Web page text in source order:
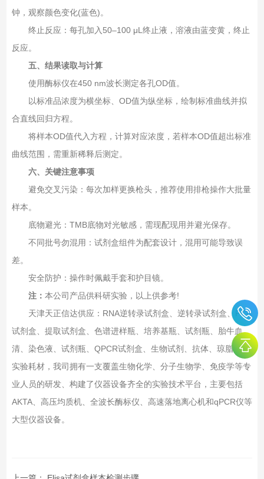
钟，观察颜色变化(蓝色)。
终止反应‌：每孔加入50–100 μL终止液，溶液由蓝变黄，终止
反应。
五、结果读取与计算
使用酶标仪在‌450 nm波长‌测定各孔OD值。
以标准品浓度为横坐标、OD值为纵坐标，绘制标准曲线并拟
合直线回归方程。
将样本OD值代入方程，计算对应浓度，若样本OD值超出标准
曲线范围，需重新稀释后测定。
六、关键注意事项
避免交叉污染‌：每次加样更换枪头，推荐使用排枪操作大批量
样本。
底物避光‌：TMB底物对光敏感，需现配现用并避光保存。
不同批号勿混用‌：试剂盒组件为配套设计，混用可能导致误
差。
安全防护‌：操作时佩戴手套和护目镜。
注： 本公司产品供科研实验，以上供参考!
天津天正信达供应：RNA逆转录试剂盒、逆转录试剂盒、PCR
试剂盒、提取试剂盒、色谱进样瓶、培养基瓶、试剂瓶、胎牛血
清、染色液、试剂瓶、QPCR试剂盒、生物试剂、抗体、琼脂糖、
实验耗材，我司拥有一支覆盖生物化学、分子生物学、免疫学等专
业人员的研发、构建了仪器设备齐全的实验技术平台，主要包括
AKTA、高压均质机、全波长酶标仪、高速落地离心机和qPCR仪等
大型仪器设备。